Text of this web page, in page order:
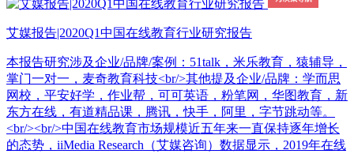
艾媒报告|2020Q1中国在线教育行业研究报告
本报告研究涉及企业/品牌/案例：51talk，米乐教育，猿辅导，
掌门一对一，麦奇教育科技<br/>其他提及企业/品牌：学而思
网校，平安好学，作业帮，可可英语，粉笔网，华图教育，新
东方在线，有道精品课，腾讯，快手，阿里，字节跳动等。
<br/><br/>中国在线教育市场规模近五年来一直保持逐年增长
的态势，iiMedia Research（艾媒咨询）数据显示，2019年在线